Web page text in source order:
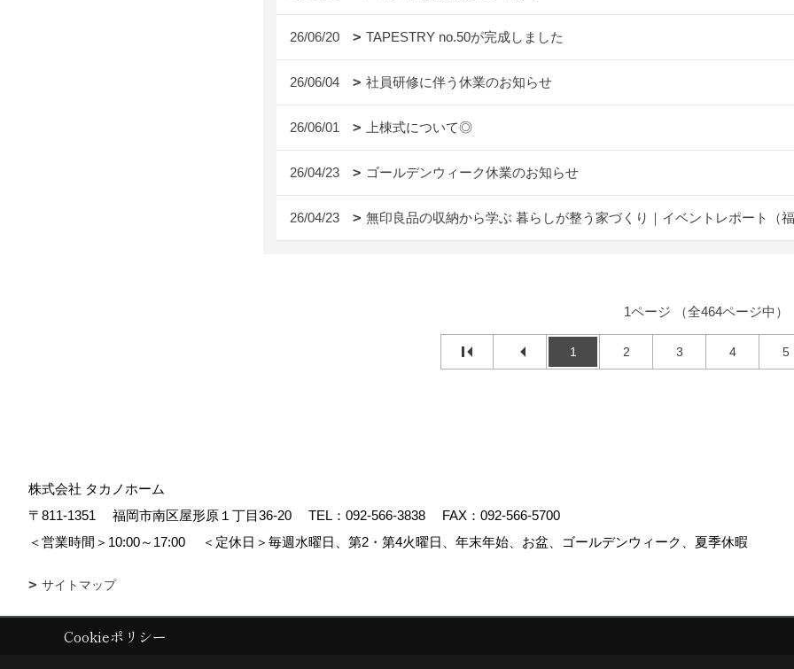
26/06/20 TAPESTRY no.50が完成しました
26/06/04 社員研修に伴う休業のお知らせ
26/06/01 上棟式について◎
26/04/23 ゴールデンウィーク休業のお知らせ
26/04/23 無印良品の収納から学ぶ 暮らしが整う家づくり｜イベントレポート（
1ページ （全464ページ中）
1 2 3 4 5
株式会社 タカノホーム
〒811-1351
福岡市南区屋形原１丁目36-20 TEL： 092-566-3838
FAX：092-566-5700
＜営業時間＞10:00～17:00
＜定休日＞毎週水曜日、第2・第4火曜日、年末年始、お盆、ゴールデンウィーク、夏季休暇
サイトマップ
Copyright (c) TAKANO CONSTRUCTION CO.,LTD. All Rights Reserved.
Cookieポリシー